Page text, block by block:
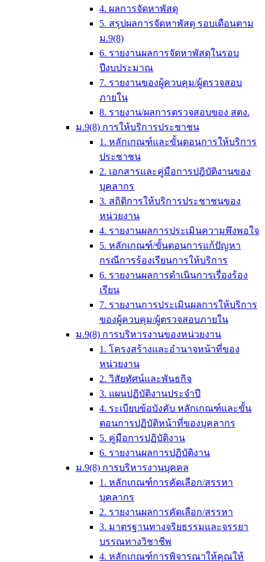
4. ผลการจัดหาพัสดุ
5. สรุปผลการจัดหาพัสดุ รอบเดือนตาม
ม.9(8)
6. รายงานผลการจัดหาพัสดุในรอบ
ปีงบประมาณ
7. รายงานของผู้ควบคุม/ผู้ตรวจสอบ
ภายใน
8. รายงาน/ผลการตรวจสอบของ สตง.
ม.9(8) การให้บริการประชาชน
1. หลักเกณฑ์และขั้นตอนการให้บริการ
ประชาชน
2. เอกสารและคู่มือการปฎิบัติงานของ
บุคลากร
3. สถิติการให้บริการประชาชนของ
หน่วยงาน
4. รายงานผลการประเมินความพึงพอใจ
5. หลักเกณฑ์/ขั้นตอนการแก้ปัญหา
กรณีการร้องเรียนการให้บริการ
6. รายงานผลการดำเนินการเรื่องร้อง
เรียน
7. รายงานการประเมินผลการให้บริการ
ของผู้ควบคุม/ผู้ตรวจสอบภายใน
ม.9(8) การบริหารงานของหน่วยงาน
1. โครงสร้างและอำนาจหน้าที่ของ
หน่วยงาน
2. วิสัยทัศน์และพันธกิจ
3. แผนปฏิบัติงานประจำปี
4. ระเบียบข้อบังคับ หลักเกณฑ์และขั้น
ตอนการปฏิบัติหน้าที่ของบุคลากร
5. คู่มือการปฏิบัติงาน
6. รายงานผลการปฏิบัติงาน
ม.9(8) การบริหารงานบุคคล
1. หลักเกณฑ์การคัดเลือก/สรรหา
บุคลากร
2. รายงานผลการคัดเลือก/สรรหา
3. มาตรฐานทางจริยธรรมและจรรยา
บรรณทางวิชาชีพ
4. หลักเกณฑ์การพิจารณาให้คุณให้